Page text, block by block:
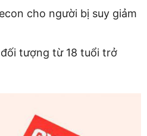
cho người bị suy giảm
tượng từ 18 tuổi trở